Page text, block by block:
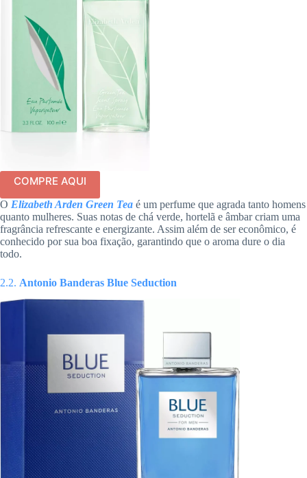
COMPRE AQUI
O Elizabeth Arden Green Tea é um perfume que agrada tanto homens
quanto mulheres. Suas notas de chá verde, hortelã e âmbar criam uma
fragrância refrescante e energizante. Assim além de ser econômico, é
conhecido por sua boa fixação, garantindo que o aroma dure o dia
todo.
2.2. Antonio Banderas Blue Seduction